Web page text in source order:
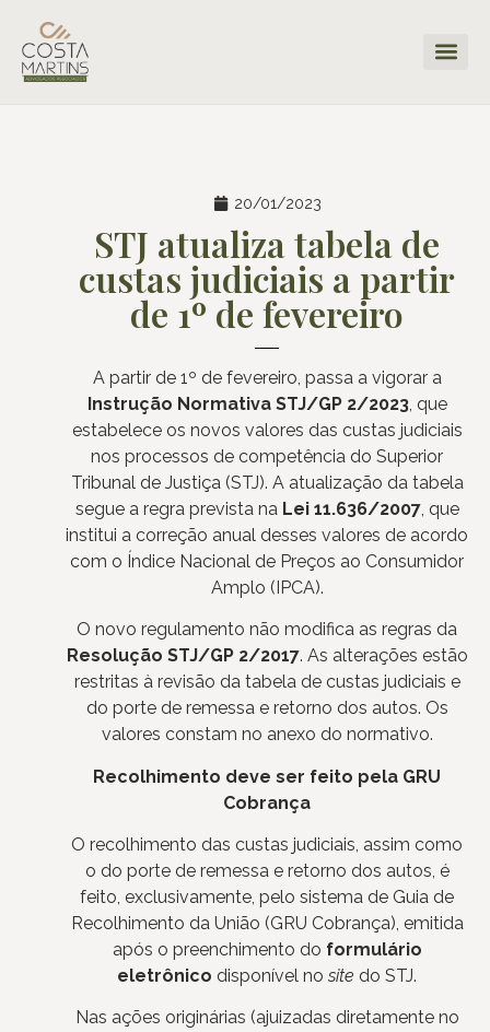
20/01/2023
STJ atualiza tabela de
custas judiciais a partir
de 1º de fevereiro
Apartir de 1º de fevereiro, passa a vigorar a
Instrução Normativa STJ/GP 2/2023, que
estabelece os novos valores das custas judiciais
nos processos de competência do Superior
Tribunal de Justiça (STJ). A atualização da tabela
segue a regra prevista na Lei 11.636/2007, que
institui a correção anual desses valores de acordo
com o Índice Nacional de Preços ao Consumidor
Amplo (IPCA).
O novo regulamento não modifica as regras da
Resolução STJ/GP 2/2017. As alterações estão
restritas à revisão da tabela de custas judiciais e
do porte de remessa e retorno dos autos. Os
valores constam no anexo do normativo.
Recolhimento deve ser feito pela GRU
Cobrança
O recolhimento das custas judiciais, assim como
o do porte de remessa e retorno dos autos, é
feito, exclusivamente, pelo sistema de Guia de
Recolhimento da União (GRU Cobrança), emitida
após o preenchimento do formulário
eletrônico disponível no site do STJ.
Nas ações originárias (ajuizadas diretamente no